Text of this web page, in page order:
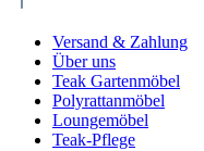
Versand & Zahlung
Über uns
Teak Gartenmöbel
Polyrattanmöbel
Loungemöbel
Teak-Pflege